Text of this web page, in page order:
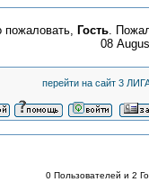
пожаловать, Гость.
08
перейти на сайт 3
0 Пользователей и 2